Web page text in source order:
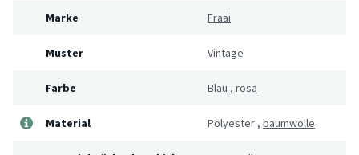
Marke Fraai
Muster Vintage
Farbe Blau , rosa
Material Polyester , baumwolle